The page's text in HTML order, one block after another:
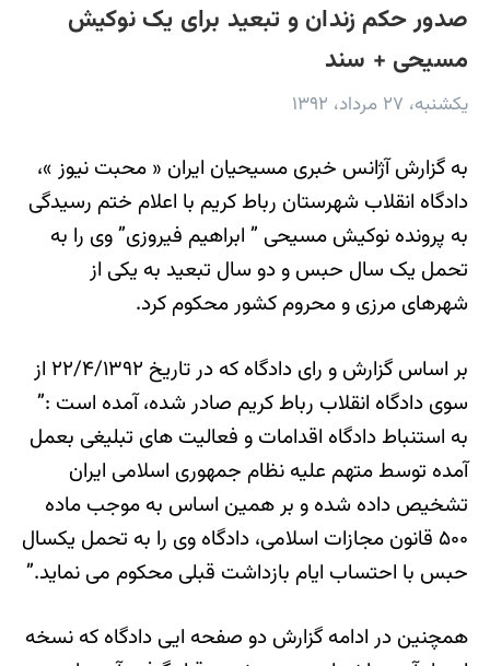
صدور حکم زندان و تبعید برای یک نوکیش
مسیحی + سند
یکشنبه، ۲۷ مرداد، ۱۳۹۲
به گزارش آژانس خبری مسیحیان ایران « محبت نیوز »،
دادگاه انقلاب شهرستان رباط کریم با اعلام ختم رسیدگی
به پرونده نوکیش مسیحی ” ابراهیم فیروزی” وی را به
تحمل یک سال حبس و دو سال تبعید به یکی از
شهرهای مرزی و محروم کشور محکوم کرد.
بر اساس گزارش و رای دادگاه که در تاریخ ۲۲/۴/۱۳۹۲ از
سوی دادگاه انقلاب رباط کریم صادر شده، آمده است :”
به استنباط دادگاه اقدامات و فعالیت های تبلیغی بعمل
آمده توسط متهم علیه نظام جمهوری اسلامی ایران
تشخیص داده شده و بر همین اساس به موجب ماده
۵۰۰ قانون مجازات اسلامی، دادگاه وی را به تحمل یکسال
حبس با احتساب ایام بازداشت قبلی محکوم می نماید.”
همچنین در ادامه گزارش دو صفحه ایی دادگاه که نسخه